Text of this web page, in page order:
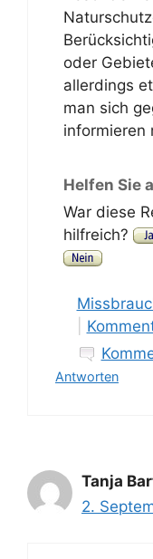
oder
allerdings
man sich
informieren
Helfen Sie
War diese
hilfreich?
Antworten
Tanja
2.